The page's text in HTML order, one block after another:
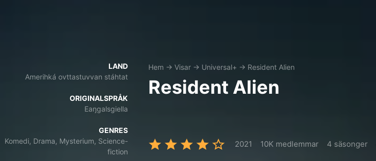
LAND
Amerihká ovttastuvvan stáhtat
ORIGINALSPRÅK
Eaŋgalsgiella
GENRES
Komedi, Drama, Mysterium, Science-
fiction
Hem → Visar → Universal+ → Resident Alien
Resident Alien
2021 10K medlemmar 4 säsonger